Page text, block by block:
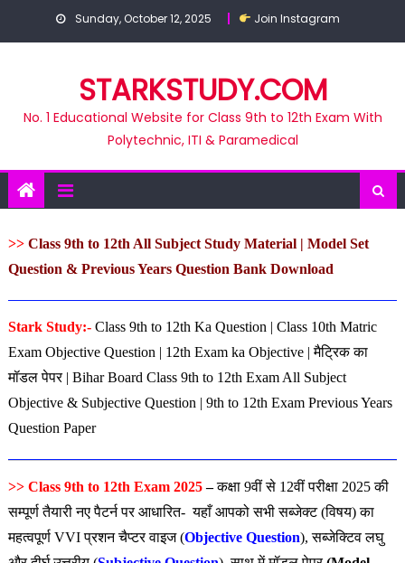
Sunday, October 12, 2025 Join Instagram
STARKSTUDY.COM
No. 1 Educational Website for Class 9th to 12th Exam With
Polytechnic, ITI & Paramedical
>> Class 9th to 12th All Subject Study Material | Model Set
Question & Previous Years Question Bank Download
Stark Study:- Class 9th to 12th Ka Question | Class 10th Matric
Exam Objective Question | 12th Exam ka Objective | मैट्रिक का
मॉडल पेपर | Bihar Board Class 9th to 12th Exam All Subject
Objective & Subjective Question | 9th to 12th Exam Previous Years
Question Paper
>> Class 9th to 12th Exam 2025–कक्षा 9वीं से 12वीं परीक्षा 2025 की
सम्पूर्ण तैयारी नए पैटर्न पर आधारित- यहाँ आपको सभी सब्जेक्ट (विषय) का
महत्वपूर्ण VVI प्रशन चैप्टर वाइज (Objective Question), सब्जेक्टिव लघु